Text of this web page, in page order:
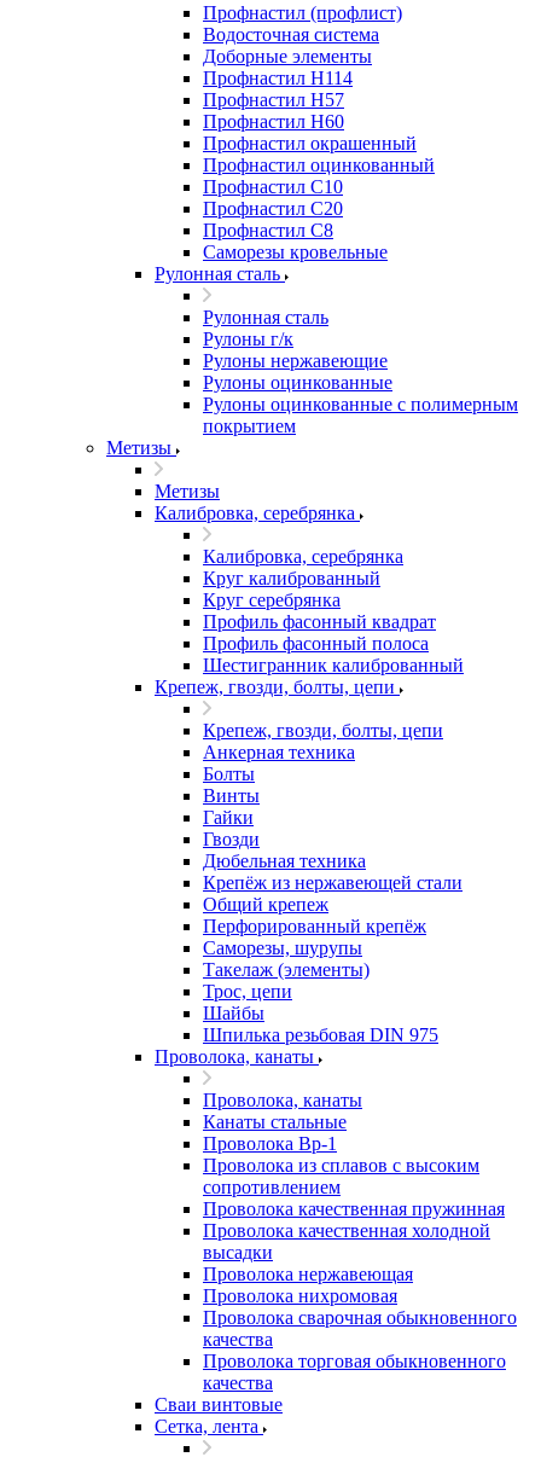
Профнастил (профлист)
Водосточная система
Доборные элементы
Профнастил Н114
Профнастил Н57
Профнастил Н60
Профнастил окрашенный
Профнастил оцинкованный
Профнастил С10
Профнастил С20
Профнастил С8
Саморезы кровельные
Рулонная сталь
Рулонная сталь
Рулоны г/к
Рулоны нержавеющие
Рулоны оцинкованные
Рулоны оцинкованные с полимерным
покрытием
Метизы
Метизы
Калибровка, серебрянка
Калибровка, серебрянка
Круг калиброванный
Круг серебрянка
Профиль фасонный квадрат
Профиль фасонный полоса
Шестигранник калиброванный
Крепеж, гвозди, болты, цепи
Крепеж, гвозди, болты, цепи
Анкерная техника
Болты
Винты
Гайки
Гвозди
Дюбельная техника
Крепёж из нержавеющей стали
Общий крепеж
Перфорированный крепёж
Саморезы, шурупы
Такелаж (элементы)
Трос, цепи
Шайбы
Шпилька резьбовая DIN 975
Проволока, канаты
Проволока, канаты
Канаты стальные
Проволока Вр-1
Проволока из сплавов с высоким
сопротивлением
Проволока качественная пружинная
Проволока качественная холодной
высадки
Проволока нержавеющая
Проволока нихромовая
Проволока сварочная обыкновенного
качества
Проволока торговая обыкновенного
качества
Сваи винтовые
Сетка, лента